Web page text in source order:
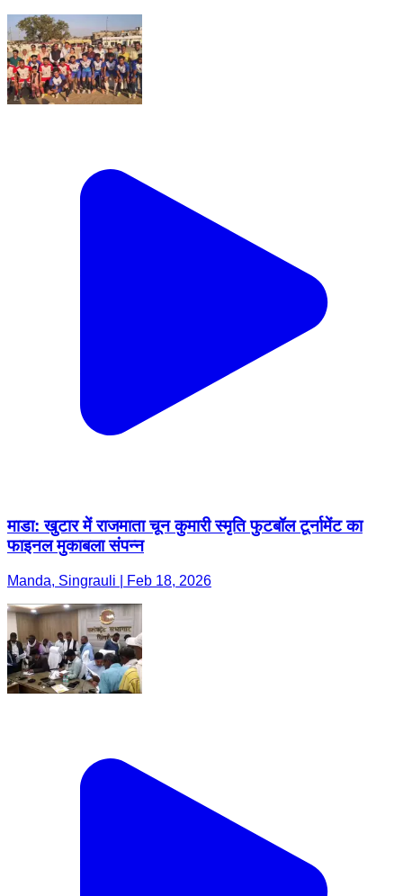
माडा: खुटार में राजमाता चून कुमारी स्मृति फुटबॉल टूर्नामेंट का
फाइनल मुकाबला संपन्न
Manda, Singrauli | Feb 18, 2026